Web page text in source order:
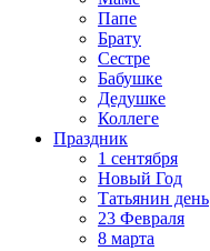
Папе
Брату
Сестре
Бабушке
Дедушке
Коллеге
Праздник
1 сентября
Новый Год
Татьянин день
23 Февраля
8 марта